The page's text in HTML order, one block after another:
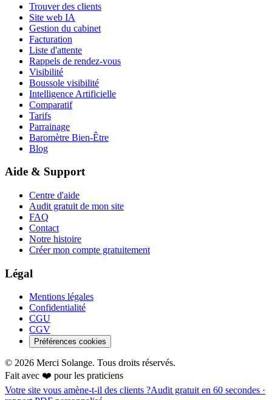
Trouver des clients
Site web IA
Gestion du cabinet
Facturation
Liste d'attente
Rappels de rendez-vous
Visibilité
Boussole visibilité
Intelligence Artificielle
Comparatif
Tarifs
Parrainage
Baromètre Bien-Être
Blog
Aide & Support
Centre d'aide
Audit gratuit de mon site
FAQ
Contact
Notre histoire
Créer mon compte gratuitement
Légal
Mentions légales
Confidentialité
CGU
CGV
Préférences cookies
© 2026 Merci Solange. Tous droits réservés.
Fait avec ❤️ pour les praticiens
Votre site vous amène-t-il des clients ?Audit gratuit en 60 secondes ·